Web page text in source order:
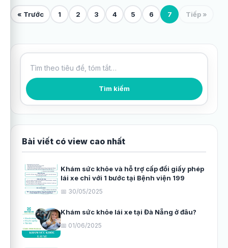
« Trước 1 2 3 4 5 6 7 Tiếp »
Tìm kiếm bài viết Tìm kiếm
Bài viết có view cao nhất
Khám sức khỏe và hỗ trợ cấp đổi giấy phép
lái xe chỉ với 1 bước tại Bệnh viện 199
📅 30/05/2025
Khám sức khỏe lái xe tại Đà Nẵng ở đâu?
📅 01/06/2025